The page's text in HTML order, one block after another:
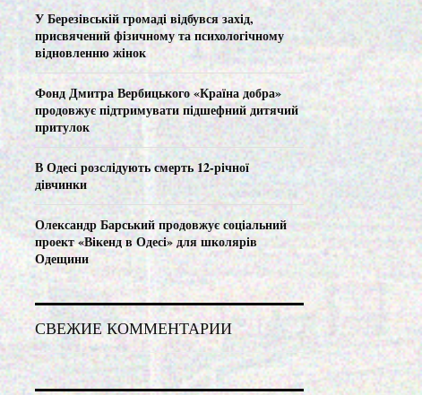
C
H
У Березівській громаді відбувся захід,
присвячений фізичному та психологічному
відновленню жінок
Фонд Дмитра Вербицького «Країна добра»
продовжує підтримувати підшефний дитячий
притулок
В Одесі розслідують смерть 12-річної
дівчинки
Олександр Барський продовжує соціальний
проект «Вікенд в Одесі» для школярів
Одещини
СВЕЖИЕ КОММЕНТАРИИ